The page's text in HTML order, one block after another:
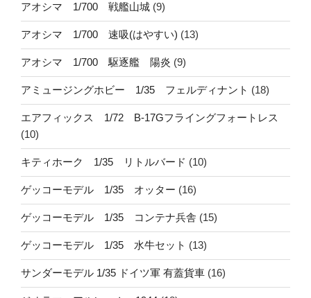
アオシマ 1/700 戦艦山城 (9)
アオシマ 1/700 速吸(はやすい) (13)
アオシマ 1/700 駆逐艦 陽炎 (9)
アミュージングホビー 1/35 フェルディナント (18)
エアフィックス 1/72 B-17Gフライングフォートレス
(10)
キティホーク 1/35 リトルバード (10)
ゲッコーモデル 1/35 オッター (16)
ゲッコーモデル 1/35 コンテナ兵舎 (15)
ゲッコーモデル 1/35 水牛セット (13)
サンダーモデル 1/35 ドイツ軍 有蓋貨車 (16)